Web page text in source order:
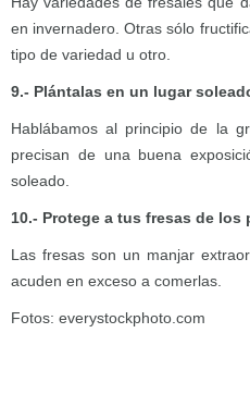
en invernadero. Otras sólo
tipo de variedad u otro.
9.- Plántalas en un lugar
Hablábamos al principio de la
precisan de una buena
soleado.
10.- Protege a tus fresas de los
Las fresas son un manjar
acuden en exceso a comerlas.
Fotos: everystockphoto.com